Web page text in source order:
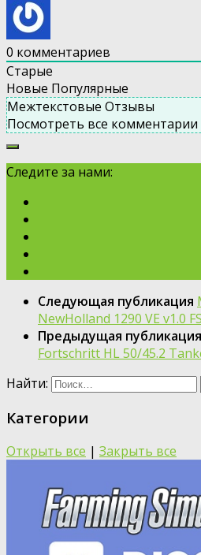
0 комментариев
Старые
Новые Популярные
Межтекстовые Отзывы
Посмотреть все комментарии
Следите за нами:
Следующая публикация
NewHolland 1290 VE v1.0
Предыдущая публикация
Fortschritt HL 50/45.2
Найти:
Категории
Открыть все | Закрыть все